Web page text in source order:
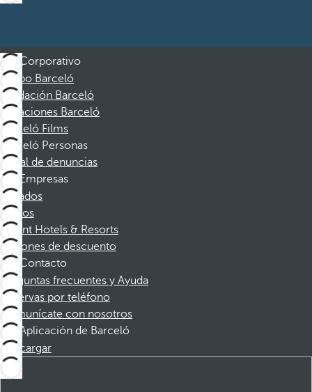
Corporativo
Grupo Barceló
Fundación Barceló
Vacaciones Barceló
Barceló Films
Barceló Personas
Canal de denuncias
Empresas
Afiliados
Socios
Dorint Hotels & Resorts
Cupones de descuento
Contacto
Preguntas frecuentes y Ayuda
Reservas por teléfono
Comunícate con nosotros
Aplicación de Barceló
Descargar